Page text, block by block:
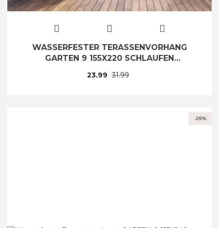
WASSERFESTER TERASSENVORHANG
GARTEN 9 155X220 SCHLAUFEN
31.99
23.99
-26%